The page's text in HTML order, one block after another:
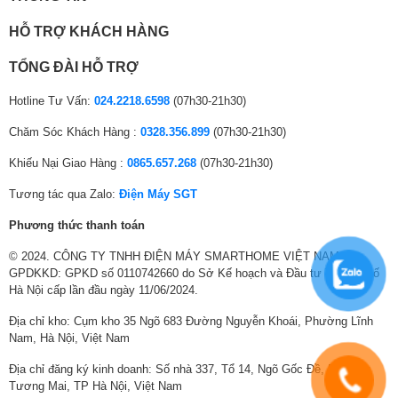
hÃ¬nh/giÃ¢y giÃºp tÃ¡i hiá»n nhá»¯ng cáº£nh chuyá»n Äá»ng trong phim
hay cÃ¡c chÆ°Æ¡ng trÃ¬nh thá» thao rÃµ nÃ©t hÆ¡n, khÃ´ng bá» má»
hay lÆ°u bÃ³ng, giáº­t lag mang láº¡i tráº£i nghiá»m xem thÃº vá» cho
cáº£ gia ÄÃ¬nh báº¡n.
CÃ´ng nghá» HDR 10 cho phÃ©p tráº£i
nghiá»m hÃ¬nh áº£nh chÃ­nh xÃ¡c tá»i
HỖ TRỢ KHÁCH HÀNG
TỔNG ĐÀI HỖ TRỢ
Hotline Tư Vấn: 024.2218.6598 (07h30-21h30)
Chăm Sóc Khách Hàng : 0328.356.899 (07h30-21h30)
Khiếu Nại Giao Hàng : 0865.657.268 (07h30-21h30)
Tương tác qua Zalo: Điện Máy SGT
Phương thức thanh toán
© 2024. CÔNG TY TNHH ĐIỆN MÁY SMARTHOME VIỆT NAM.
GPDKKD: GPKD số 0110742660 do Sở Kế hoạch và Đầu tư Thành phố
Hà Nội cấp lần đầu ngày 11/06/2024.
Địa chỉ kho: Cụm kho 35 Ngõ 683 Đường Nguyễn Khoái, Phường Lĩnh
Nam, Hà Nội, Việt Nam
Địa chỉ đăng ký kinh doanh: Số nhà 337, Tổ 14, Ngõ Gốc Đề, Phường
Tương Mai, TP Hà Nội, Việt Nam